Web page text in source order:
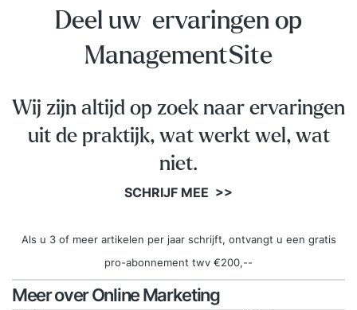
Deel uw ervaringen op
ManagementSite
Wij zijn altijd op zoek naar ervaringen
uit de praktijk, wat werkt wel, wat
niet.
SCHRIJF MEE >>
Als u 3 of meer artikelen per jaar schrijft, ontvangt u een gratis
pro-abonnement twv €200,--
Meer over Online Marketing